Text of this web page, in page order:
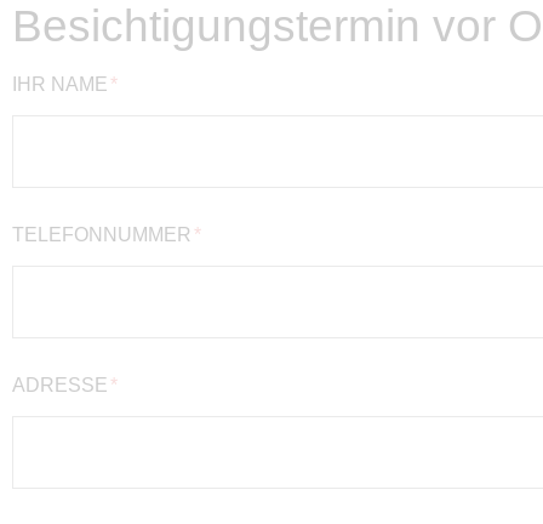
Besichtigungstermin vor
IHR NAME
TELEFONNUMMER
ADRESSE